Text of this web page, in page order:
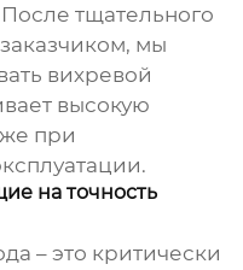
тщательного
мы
вихревой
высокую
при
на точность
– это критически